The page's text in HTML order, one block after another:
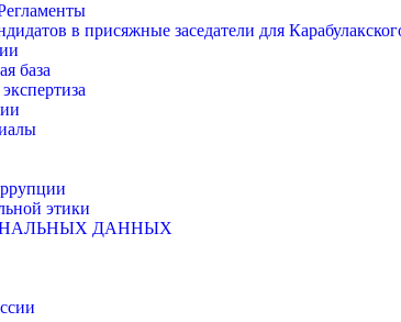
в присяжные заседатели для
база
этики
ДАННЫХ